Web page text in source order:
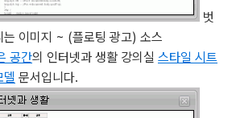
벗
이미지 ~ (플로팅 광고) 소스
공간의 인터넷과 생활 강의실 스타일 시트
델 문서입니다.